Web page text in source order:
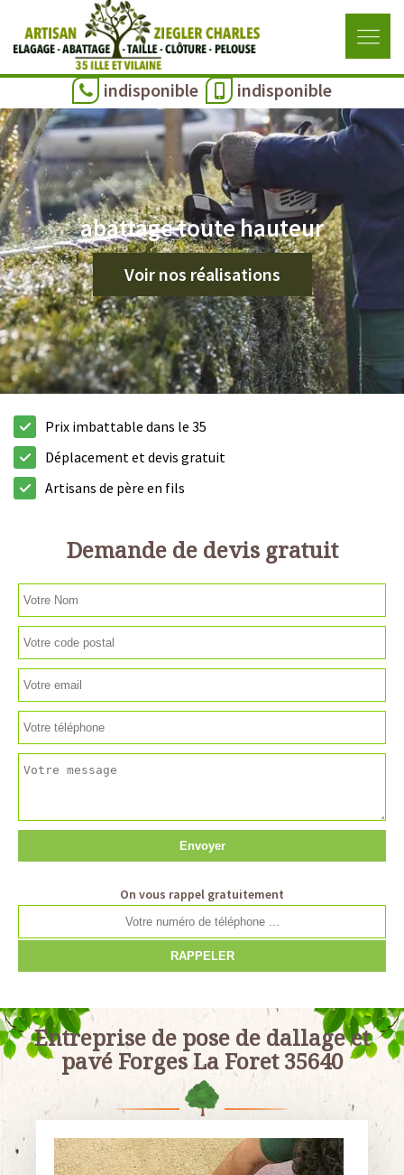
indisponible indisponible
abattage toute hauteur
Voir nos réalisations
Prix imbattable dans le 35
Déplacement et devis gratuit
Artisans de père en fils
Demande de devis gratuit
On vous rappel gratuitement
Entreprise de pose de dallage et
pavé Forges La Foret 35640